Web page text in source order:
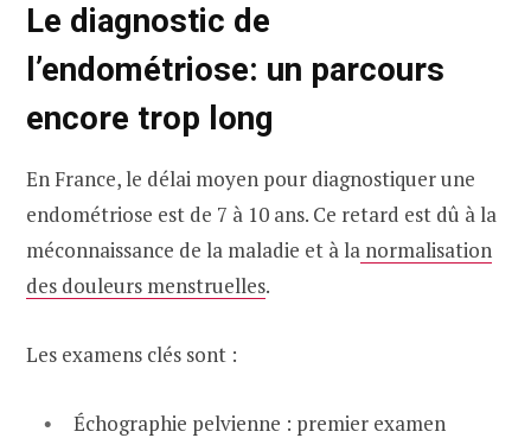
Le diagnostic de
l’endométriose: un parcours
encore trop long
En France, le délai moyen pour diagnostiquer une
endométriose est de 7 à 10 ans. Ce retard est dû à la
méconnaissance de la maladie et à la normalisation
des douleurs menstruelles.
Les examens clés sont :
Échographie pelvienne : premier examen